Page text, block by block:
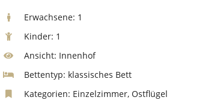
Erwachsene: 1
Kinder: 1
Ansicht: Innenhof
Bettentyp: klassisches Bett
Kategorien: Einzelzimmer, Ostflügel